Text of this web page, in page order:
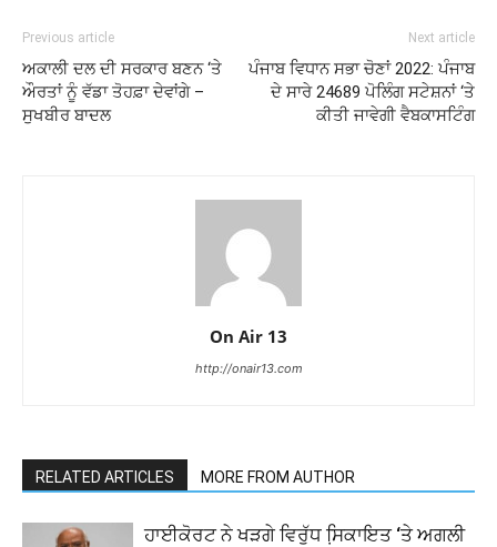
Previous article
ਅਕਾਲੀ ਦਲ ਦੀ ਸਰਕਾਰ ਬਣਨ ‘ਤੇ
ਔਰਤਾਂ ਨੂੰ ਵੱਡਾ ਤੋਹਫ਼ਾ ਦੇਵਾਂਗੇ –
ਸੁਖਬੀਰ ਬਾਦਲ
Next article
ਪੰਜਾਬ ਵਿਧਾਨ ਸਭਾ ਚੋਣਾਂ 2022: ਪੰਜਾਬ
ਦੇ ਸਾਰੇ 24689 ਪੋਲਿੰਗ ਸਟੇਸ਼ਨਾਂ ‘ਤੇ
ਕੀਤੀ ਜਾਵੇਗੀ ਵੈਬਕਾਸਟਿੰਗ
On Air 13
http://onair13.com
RELATED ARTICLES MORE FROM AUTHOR
ਹਾਈਕੋਰਟ ਨੇ ਖੜਗੇ ਵਿਰੁੱਧ ਸਿ਼ਕਾਇਤ ‘ਤੇ ਅਗਲੀ